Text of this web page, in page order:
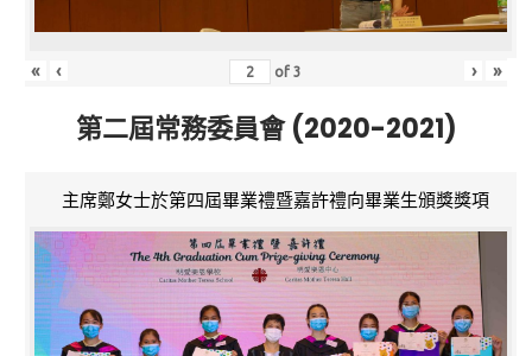
« ‹ of3 › »
第二屆常務委員會 (2020-2021)
主席鄭女士於第四屆畢業禮暨嘉許禮向畢業生頒獎獎項